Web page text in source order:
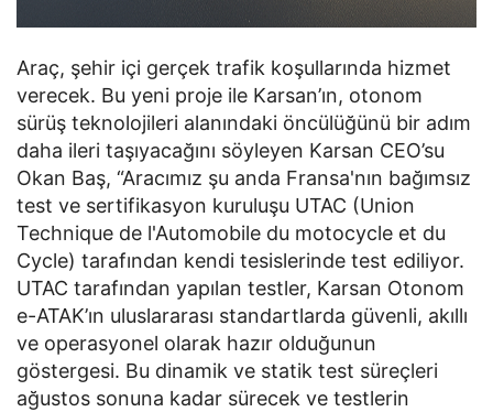
Araç, şehir içi gerçek trafik koşullarında hizmet
verecek. Bu yeni proje ile Karsan’ın, otonom
sürüş teknolojileri alanındaki öncülüğünü bir adım
daha ileri taşıyacağını söyleyen Karsan CEO’su
Okan Baş, “Aracımız şu anda Fransa'nın bağımsız
test ve sertifikasyon kuruluşu UTAC (Union
Technique de l'Automobile du motocycle et du
Cycle) tarafından kendi tesislerinde test ediliyor.
UTAC tarafından yapılan testler, Karsan Otonom
e-ATAK’ın uluslararası standartlarda güvenli, akıllı
ve operasyonel olarak hazır olduğunun
göstergesi. Bu dinamik ve statik test süreçleri
ağustos sonuna kadar sürecek ve testlerin